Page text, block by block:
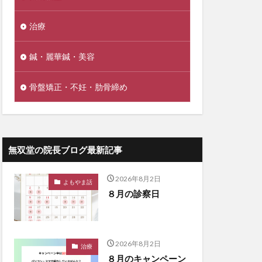
治療
鍼・麗華鍼・美容
骨盤矯正・不妊・肋骨締め
無双堂の院長ブログ最新記事
よもやま話 2026年8月2日
８月の診察日
治療 2026年8月2日
８月のキャンペーン